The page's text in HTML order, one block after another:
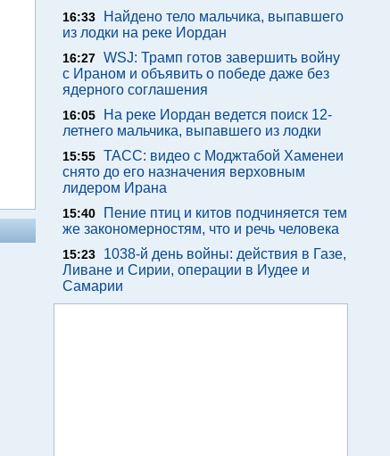
16:33
Найдено тело мальчика, выпавшего
из лодки на реке Иордан
16:27 WSJ: Трамп готов завершить войну
с Ираном и объявить о победе даже без
ядерного соглашения
16:05
На реке Иордан ведется поиск 12-
летнего мальчика, выпавшего из лодки
15:55 ТАСС: видео с Моджтабой Хаменеи
снято до его назначения верховным
лидером Ирана
15:40
Пение птиц и китов подчиняется тем
же закономерностям, что и речь человека
15:23
1038-й день войны: действия в Газе,
Ливане и Сирии, операции в Иудее и
Самарии